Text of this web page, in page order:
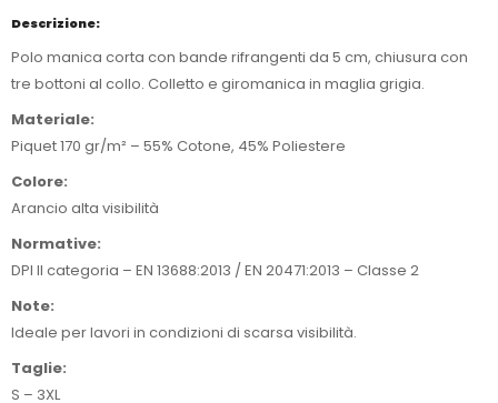
Descrizione:
Polo manica corta con bande rifrangenti da 5 cm, chiusura con
tre bottoni al collo. Colletto e giromanica in maglia grigia.
Materiale:
Piquet 170 gr/m² – 55% Cotone, 45% Poliestere
Colore:
Arancio alta visibilità
Normative:
DPI II categoria – EN 13688:2013 / EN 20471:2013 – Classe 2
Note:
Ideale per lavori in condizioni di scarsa visibilità.
Taglie:
S – 3XL